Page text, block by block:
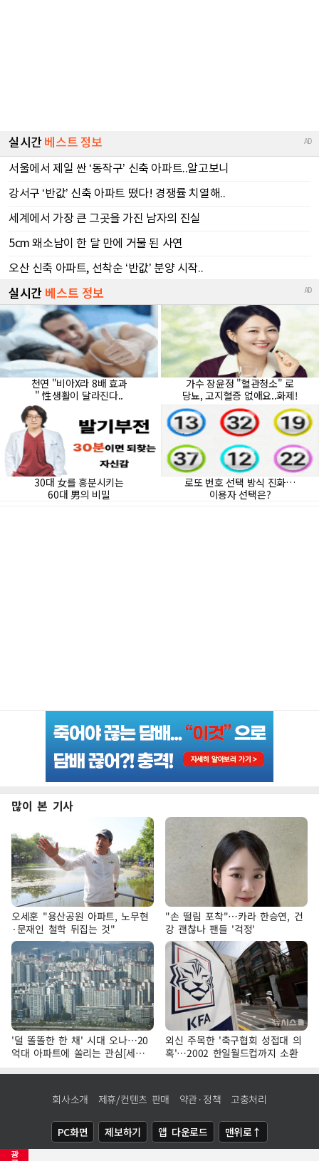
광
많이 본 기사
오세훈 "용산공원 아파트, 노무현
·문재인 철학 뒤집는 것"
"손 떨림 포착"…카라 한승연, 건
강 괜찮나 팬들 '걱정'
'덜 똘똘한 한 채' 시대 오나…20
억대 아파트에 쏠리는 관심[세제
개편, 그 이후②]
외신 주목한 '축구협회 성접대 의
혹'…2002 한일월드컵까지 소환
회사소개 제휴/컨텐츠 판매 약관·정책 고충처리
PC화면 제보하기 앱 다운로드 맨위로↑